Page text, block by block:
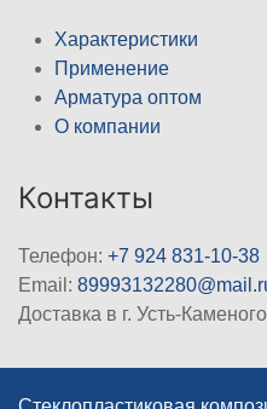
Характеристики
Применение
Арматура оптом
О компании
Контакты
Телефон: +7 924 831-10-38
Email:
Доставка в г. Усть-